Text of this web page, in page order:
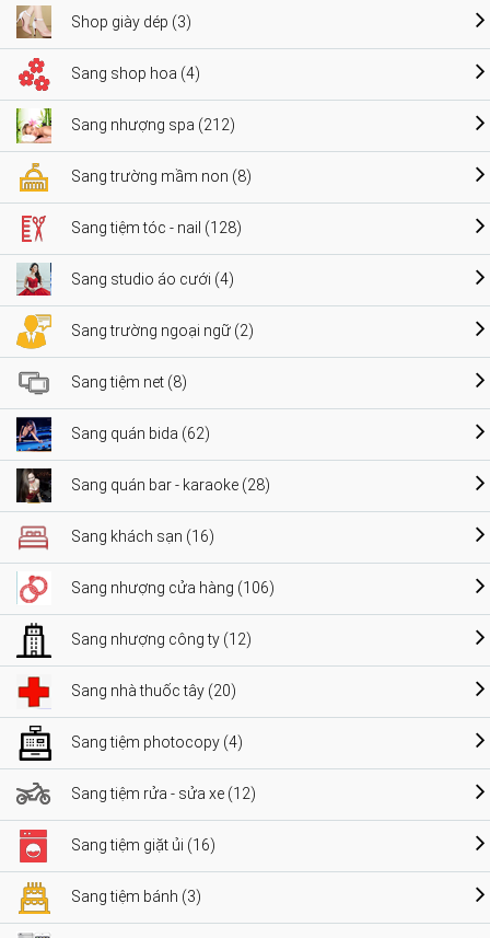
Shop giày dép (3)
Sang shop hoa (4)
Sang nhượng spa (212)
Sang trường mầm non (8)
Sang tiệm tóc - nail (128)
Sang studio áo cưới (4)
Sang trường ngoại ngữ (2)
Sang tiệm net (8)
Sang quán bida (62)
Sang quán bar - karaoke (28)
Sang khách sạn (16)
Sang nhượng cửa hàng (106)
Sang nhượng công ty (12)
Sang nhà thuốc tây (20)
Sang tiệm photocopy (4)
Sang tiệm rửa - sửa xe (12)
Sang tiệm giặt ủi (16)
Sang tiệm bánh (3)